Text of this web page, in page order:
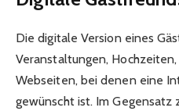
Die digitale Version eines
Veranstaltungen,
Webseiten, bei denen eine
gewünscht ist. Im Gegensatz